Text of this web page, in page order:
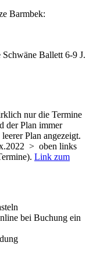
Barmbek:
Ballett 6-9 J.
nur die Termine
der Plan immer
Plan angezeigt.
> oben links
Link zum
bei Buchung ein